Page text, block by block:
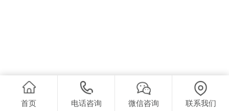
首页 电话咨询 微信咨询 联系我们